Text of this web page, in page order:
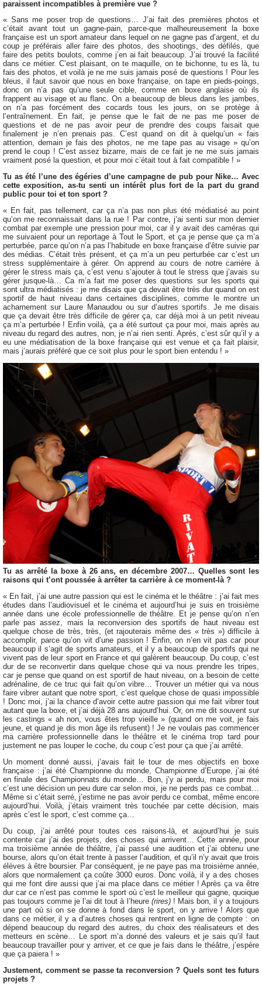
paraissent incompatibles à première vue ?
« Sans me poser trop de questions… J’ai fait des premières photos et
c’était avant tout un gagne-pain, parce-que malheureusement la boxe
française est un sport amateur dans lequel on ne gagne pas d’argent, et du
coup je préférais aller faire des photos, des shootings, des défilés, que
faire des petits boulots, comme j’en ai fait beaucoup. J’ai trouvé la facilité
dans ce métier. C’est plaisant, on te maquille, on te bichonne, tu es là, tu
fais des photos, et voilà je ne me suis jamais posé de questions ! Pour les
bleus, il faut savoir que nous en boxe française, on tape en pieds-poings,
donc on n’a pas qu’une seule cible, comme en boxe anglaise où ils
frappent au visage et au flanc. On a beaucoup de bleus dans les jambes,
on n’a pas forcément des cocards tous les jours, on se protège à
l’entraînement. En fait, je pense que le fait de ne pas me poser de
questions et de ne pas avoir peur de prendre des coups faisait que
finalement je n’en prenais pas. C’est quand on dit à quelqu’un « fais
attention, demain je fais des photos, ne me tape pas au visage » qu’on
prend le coup ! C’est assez bizarre, mais de ce fait je ne me suis jamais
vraiment posé la question, et pour moi c’était tout à fait compatible ! »
Tu as été l’une des égéries d’une campagne de pub pour Nike… Avec
cette exposition, as-tu senti un intérêt plus fort de la part du grand
public pour toi et ton sport ?
« En fait, pas tellement, car ça n’a pas non plus été médiatisé au point
qu’on me reconnaissait dans la rue ! Par contre, j’ai senti sur mon dernier
combat par exemple une pression pour moi, car il y avait des caméras qui
me suivaient pour un reportage à Tout le Sport, et ça je pense que ça m’a
perturbée, parce qu’on n’a pas l’habitude en boxe française d’être suivie par
des médias. C’était très présent, et ça m’a un peu perturbée car c’est un
stress supplémentaire à gérer. On apprend au cours de notre carrière à
gérer le stress mais ça, c’est venu s’ajouter à tout le stress que j’avais su
gérer jusque-là… Ca m’a fait me poser des questions sur les sports qui
sont ultra médiatisés : je me disais que ça devait être très dur quand on est
sportif de haut niveau dans certaines disciplines, comme le montre un
acharnement sur Laure Manaudou ou sur d’autres sportifs. Je me disais
que ça devait être très difficile de gérer ça, car déjà moi à un petit niveau
ça m’a perturbée ! Enfin voilà, ça a été surtout ça pour moi, mais après au
niveau du regard des autres, non, je n’ai rien senti. Après, c’est sûr qu’il y a
eu une médiatisation de la boxe française qui est venue et ça fait plaisir,
mais j’aurais préféré que ce soit plus pour le sport bien entendu ! »
Tu as arrêté la boxe à 26 ans, en décembre 2007… Quelles sont les
raisons qui t’ont poussée à arrêter ta carrière à ce moment-là ?
« En fait, j’ai une autre passion qui est le cinéma et le théâtre : j’ai fait mes
études dans l’audiovisuel et le cinéma et aujourd’hui je suis en troisième
année dans une école professionnelle de théâtre. Et je pense qu’on n’en
parle pas assez, mais la reconversion des sportifs de haut niveau est
quelque chose de très, très, (et rajouterais même des « très ») difficile à
accomplir, parce qu’on vit d’une passion ! Enfin, on n’en vit pas car pour
beaucoup il s’agit de sports amateurs, et il y a beaucoup de sportifs qui ne
vivent pas de leur sport en France et qui galèrent beaucoup. Du coup, c’est
dur de se reconvertir dans quelque chose qui va nous prendre les tripes,
car je pense que quand on est sportif de haut niveau, on a besoin de cette
adrénaline, de ce truc qui fait qu’on vibre… Trouver un métier qui va nous
faire vibrer autant que notre sport, c’est quelque chose de quasi impossible
! Donc moi, j’ai la chance d’avoir cette autre passion qui me fait vibrer tout
autant que la boxe, et j’ai déjà 28 ans aujourd’hui. Or, on me dit souvent sur
les castings « ah non, vous êtes trop vieille » (quand on me voit, je fais
jeune, et quand je dis mon âge ils refusent) ! Je ne voulais pas commencer
ma carrière professionnelle dans le théâtre et le cinéma trop tard pour
justement ne pas louper le coche, du coup c’est pour ça que j’ai arrêté.
Un moment donné aussi, j’avais fait le tour de mes objectifs en boxe
française : j’ai été Championne du monde, Championne d’Europe, j’ai été
en finale des Championnats du monde… Bon, j’y ai perdu, mais pour moi
c’est une décision un peu dure car selon moi, je ne perds pas ce combat…
Même si c’était serré, j’estime ne pas avoir perdu ce combat, même encore
aujourd’hui. Voilà, j’étais vraiment très touchée par cette décision, mais
après c’est le sport, c’est comme ça…
Du coup, j’ai arrêté pour toutes ces raisons-là, et aujourd’hui je suis
contente car j’ai des projets, des choses qui arrivent… Cette année, pour
ma troisième année de théâtre, j’ai passé une audition et j’ai obtenu une
bourse, alors qu’on était trente à passer l’audition, et qu’il n’y avait que trois
élèves à être boursier. Par conséquent, je ne paye pas ma troisième année,
alors que normalement ça coûte 3000 euros. Donc voilà, il y a des choses
qui me font dire aussi que j’ai ma place dans ce métier ! Après ça va être
dur car ce n’est pas comme le sport où c’est le meilleur qui gagne, quoique
pas toujours comme je l’ai dit tout à l’heure (rires)! Mais bon, il y a toujours
une part où si on se donne à fond dans le sport, on y arrive ! Alors que
dans ce métier, il y a d’autres choses qui rentrent en ligne de compte : on
dépend beaucoup du regard des autres, du choix des réalisateurs et des
metteurs en scène… Le sport m’a donné des valeurs et je sais qu’il faut
beaucoup travailler pour y arriver, et ce que je fais dans le théâtre, j’espère
que ça paiera ! »
Justement, comment se passe ta reconversion ? Quels sont tes futurs
projets ?